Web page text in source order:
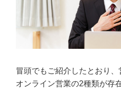
料を用意する
【商談前】商談時間を短く
【商談中】カメラやマイク
【商談中】細かく顧客と
冒頭でもご紹介したとおり
オンライン営業の2種類が存